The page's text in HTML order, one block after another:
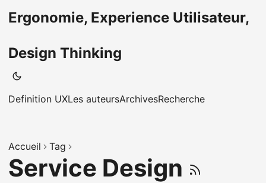
Ergonomie, Experience Utilisateur,
Design Thinking
Definition UXLes auteursArchivesRecherche
Accueil Tag
Service Design